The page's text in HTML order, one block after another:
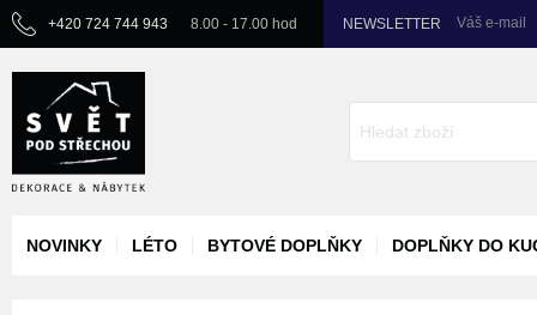
+420 724 744 943 8.00 - 17.00 hod NEWSLETTER Váš e-mail
NOVINKY LÉTO BYTOVÉ DOPLŇKY DOPLŇKY DO